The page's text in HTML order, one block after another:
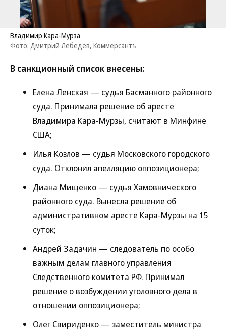
Владимир Кара-Мурза
Фото: Дмитрий Лебедев, Коммерсантъ
В санкционный список внесены:
Елена Ленская — судья Басманного районного
суда. Принимала решение об аресте
Владимира Кара-Мурзы, считают в Минфине
США;
Илья Козлов — судья Московского городского
суда. Отклонил апелляцию оппозиционера;
Диана Мищенко — судья Хамовнического
районного суда. Вынесла решение об
административном аресте Кара-Мурзы на 15
суток;
Андрей Задачин — следователь по особо
важным делам главного управления
Следственного комитета РФ. Принимал
решение о возбуждении уголовного дела в
отношении оппозиционера;
Олег Свириденко — заместитель министра